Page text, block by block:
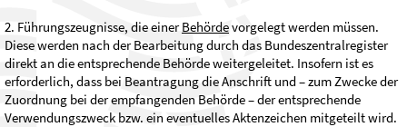
2. Führungszeugnisse, die einerBehördevorgelegt werden müssen.
Diese werden nach der Bearbeitung durch das Bundeszentralregister
direkt an die entsprechende Behörde weitergeleitet. Insofern ist es
erforderlich, dass bei Beantragung die Anschrift und – zum Zwecke der
Zuordnung bei der empfangenden Behörde – der entsprechende
Verwendungszweck bzw. ein eventuelles Aktenzeichen mitgeteilt wird.